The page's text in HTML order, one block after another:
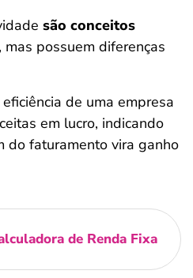
são conceitos
, mas possuem diferenças
de uma empresa
em lucro, indicando
do faturamento vira ganho
de Renda Fixa